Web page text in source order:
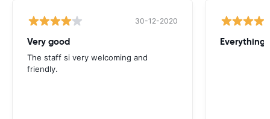
30-12-2020
Very good
The staff si very welcoming and
friendly.
Everything